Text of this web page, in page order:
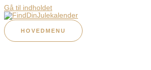
Gå til indholdet
HOVEDMENU